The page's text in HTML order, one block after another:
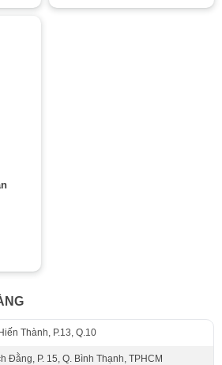
Thành, P.13, Q.10
Đằng, P. 15, Q. Bình Thạnh, TPHCM